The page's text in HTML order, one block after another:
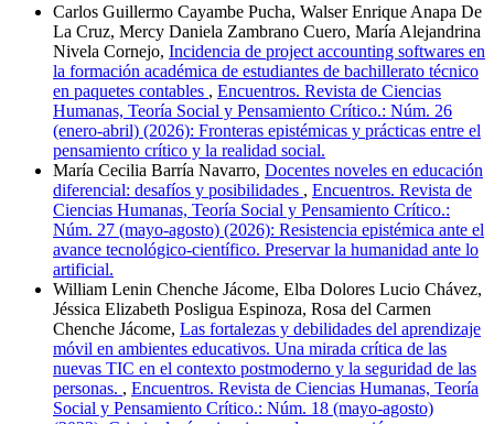
Carlos Guillermo Cayambe Pucha, Walser Enrique Anapa De
La Cruz, Mercy Daniela Zambrano Cuero, María Alejandrina
Nivela Cornejo, Incidencia de project accounting softwares en
la formación académica de estudiantes de bachillerato técnico
en paquetes contables , Encuentros. Revista de Ciencias
Humanas, Teoría Social y Pensamiento Crítico.: Núm. 26
(enero-abril) (2026): Fronteras epistémicas y prácticas entre el
pensamiento crítico y la realidad social.
María Cecilia Barría Navarro, Docentes noveles en educación
diferencial: desafíos y posibilidades , Encuentros. Revista de
Ciencias Humanas, Teoría Social y Pensamiento Crítico.:
Núm. 27 (mayo-agosto) (2026): Resistencia epistémica ante el
avance tecnológico-científico. Preservar la humanidad ante lo
artificial.
William Lenin Chenche Jácome, Elba Dolores Lucio Chávez,
Jéssica Elizabeth Posligua Espinoza, Rosa del Carmen
Chenche Jácome, Las fortalezas y debilidades del aprendizaje
móvil en ambientes educativos. Una mirada crítica de las
nuevas TIC en el contexto postmoderno y la seguridad de las
personas. , Encuentros. Revista de Ciencias Humanas, Teoría
Social y Pensamiento Crítico.: Núm. 18 (mayo-agosto)